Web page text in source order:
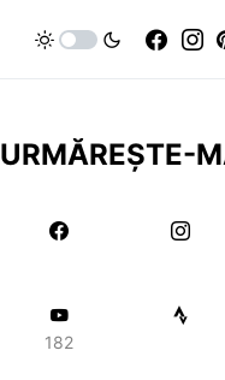
URMĂREȘTE-
182